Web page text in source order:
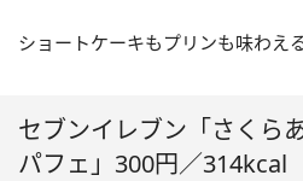
ショートケーキもプリンも味わえ
セブンイレブン「さくら
パフェ」300円／314kcal